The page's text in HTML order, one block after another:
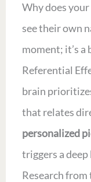
Why does
see their own
moment; it’s a
Referential
brain
that relates
personalized
triggers a
Research